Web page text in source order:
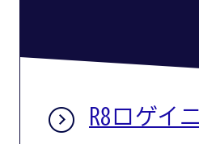
R8ロゲイ